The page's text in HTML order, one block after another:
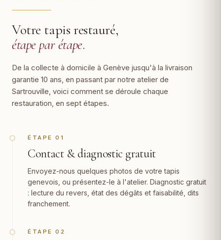
Votre tapis restauré,
étape par étape.
De la collecte à domicile à Genève jusqu'à la livraison
garantie 10 ans, en passant par notre atelier de
Sartrouville, voici comment se déroule chaque
restauration, en sept étapes.
ÉTAPE 01
Contact & diagnostic gratuit
Envoyez-nous quelques photos de votre tapis
genevois, ou présentez-le à l'atelier. Diagnostic gratuit
: lecture du revers, état des dégâts et faisabilité, dits
franchement.
ÉTAPE 02